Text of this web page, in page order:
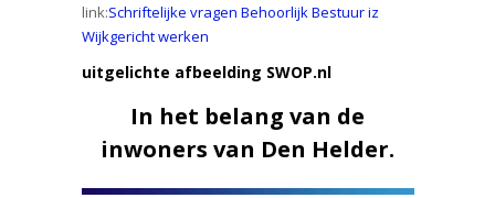
link:Schriftelijke vragen Behoorlijk Bestuur iz
Wijkgericht werken
uitgelichte afbeelding SWOP.nl
In het belang van de
inwoners van Den Helder.